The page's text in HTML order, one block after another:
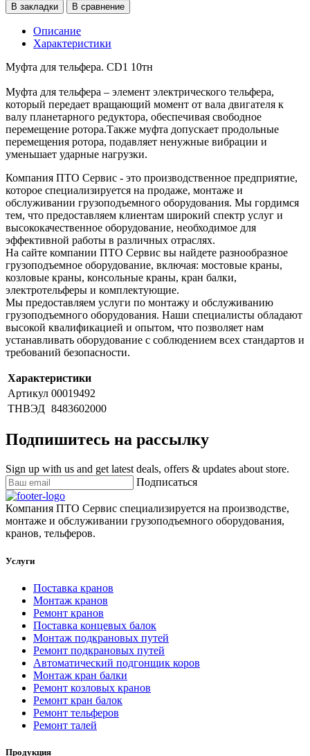
В закладки
В сравнение
Описание
Характеристики
Муфта для тельфера. CD1 10тн
Муфта для тельфера – элемент электрического тельфера,
который передает вращающий момент от вала двигателя к
валу планетарного редуктора, обеспечивая свободное
перемещение ротора.Также муфта допускает продольные
перемещения ротора, подавляет ненужные вибрации и
уменьшает ударные нагрузки.
Компания ПТО Сервис - это производственное предприятие,
которое специализируется на продаже, монтаже и
обслуживании грузоподъемного оборудования. Мы гордимся
тем, что предоставляем клиентам широкий спектр услуг и
высококачественное оборудование, необходимое для
эффективной работы в различных отраслях.
На сайте компании ПТО Сервис вы найдете разнообразное
грузоподъемное оборудование, включая: мостовые краны,
козловые краны, консольные краны, кран балки,
электротельферы и комплектующие.
Мы предоставляем услуги по монтажу и обслуживанию
грузоподъемного оборудования. Наши специалисты обладают
высокой квалификацией и опытом, что позволяет нам
устанавливать оборудование с соблюдением всех стандартов и
требований безопасности.
Характеристики
Артикул 00019492
ТНВЭД 8483602000
Подпишитесь на рассылку
Sign up with us and get latest deals, offers & updates about store.
Подписаться
Компания ПТО Сервис специализируется на производстве,
монтаже и обслуживании грузоподъемного оборудования,
кранов, тельферов.
Услуги
Поставка кранов
Монтаж кранов
Ремонт кранов
Поставка концевых балок
Монтаж подкрановых путей
Ремонт подкрановых путей
Автоматический подгонщик коров
Монтаж кран балки
Ремонт козловых кранов
Ремонт кран балок
Ремонт тельферов
Ремонт талей
Продукция